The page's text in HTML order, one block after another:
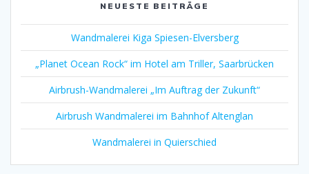
NEUESTE BEITRÄGE
Wandmalerei Kiga Spiesen-Elversberg
„Planet Ocean Rock“ im Hotel am Triller, Saarbrücken
Airbrush-Wandmalerei „Im Auftrag der Zukunft“
Airbrush Wandmalerei im Bahnhof Altenglan
Wandmalerei in Quierschied